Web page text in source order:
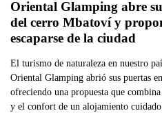
Oriental Glamping abre
del cerro Mbatoví y
escaparse de la ciudad
El turismo de naturaleza en nuestro
Oriental Glamping abrió sus puertas
ofreciendo una propuesta que
y el confort de un alojamiento cuidado